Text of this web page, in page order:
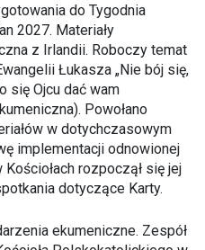
do Tygodnia
2027. Materiały
z Irlandii. Roboczy temat
Łukasza „Nie bój się,
się Ojcu dać wam
Powołano
w dotychczasowym
implementacji odnowionej
Kościołach rozpoczął się jej
dotyczące Karty.
ekumeniczne. Zespół